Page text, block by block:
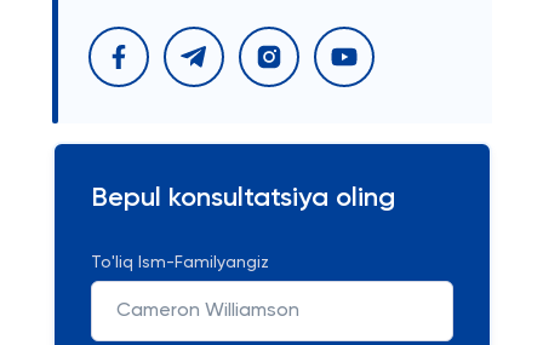
Bepul konsultatsiya oling
To'liq Ism-Familyangiz